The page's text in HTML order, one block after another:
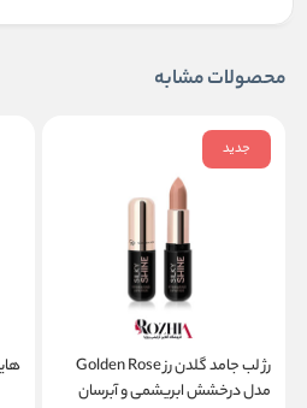
محصولات مشابه
جدید
رژ لب جامد گلدن رز Golden Rose
مدل درخشش ابریشمی و آبرسان